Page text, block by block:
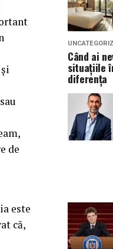
de
este
că,
Când ai
situațiile
diferența